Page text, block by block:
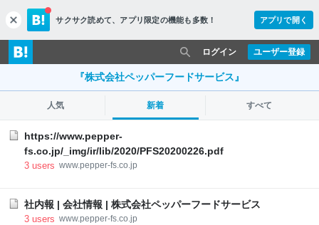
c
l
o
s
サクサク読めて、 アプリ限定の機能も多数！ アプリで開く
ユーザー登録
ログイン
『株式会社ペッパーフードサービス』
人気 新着 すべて
https://www.pepper-
fs.co.jp/_img/ir/lib/2020/PFS20200226.pdf
3 users www.pepper-fs.co.jp
社内報 | 会社情報 | 株式会社ペッパーフードサービス
3 users www.pepper-fs.co.jp